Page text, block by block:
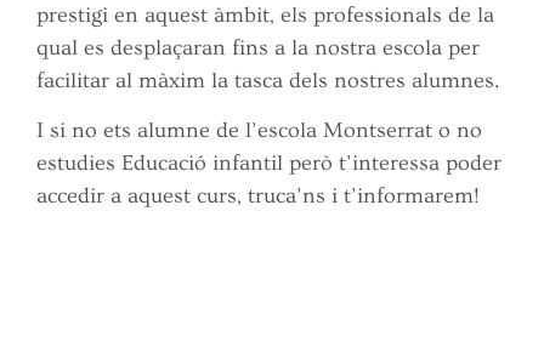
prestigi en aquest àmbit, els professionals de la
qual es desplaçaran fins a la nostra escola per
facilitar al màxim la tasca dels nostres alumnes.
I si no ets alumne de l’escola Montserrat o no
estudies Educació infantil però t’interessa poder
accedir a aquest curs, truca’ns i t’informarem!